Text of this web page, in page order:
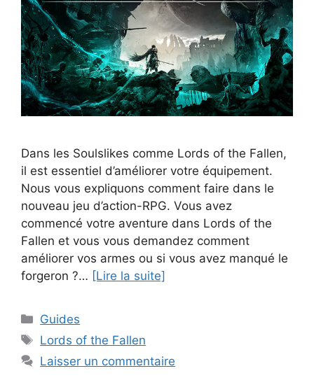
Dans les Soulslikes comme Lords of the Fallen,
il est essentiel d’améliorer votre équipement.
Nous vous expliquons comment faire dans le
nouveau jeu d’action-RPG. Vous avez
commencé votre aventure dans Lords of the
Fallen et vous vous demandez comment
améliorer vos armes ou si vous avez manqué le
forgeron ?… [Lire la suite]
Catégories
Guides
Étiquettes
Lords of the Fallen
Laisser un commentaire